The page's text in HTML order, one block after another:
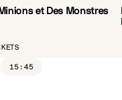
et Des Monstres
15:45